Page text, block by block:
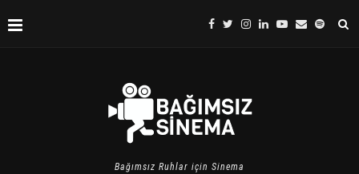
Bağımsız Ruhlar için Sinema